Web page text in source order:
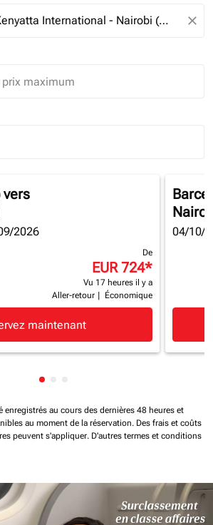
close
Round trip Selected
vers
2026
De
EUR 724*
Vu 17 heures il y a
Aller-retour
Économique
maintenant
04/10/
Affichage de cmp-pagination-
enregistrés au cours des dernières 48 heures et
au moment de la réservation. Des frais et coûts
peuvent s'appliquer. D'autres termes et conditions